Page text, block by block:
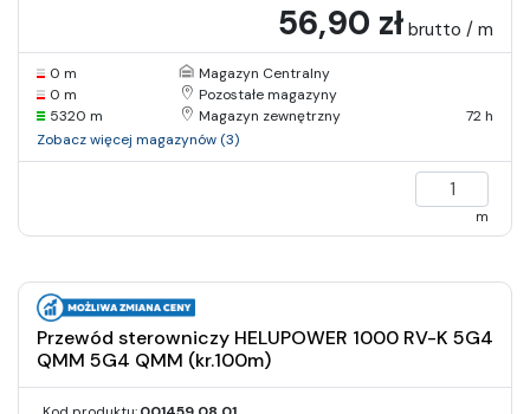
56,90 zł brutto / m
0 m
Magazyn Centralny
0 m
Pozostałe magazyny
5320 m
Magazyn zewnętrzny
72 h
Zobacz więcej magazynów (3)
m
Przewód sterowniczy HELUPOWER 1000 RV-K 5G4
QMM 5G4 QMM (kr.100m)